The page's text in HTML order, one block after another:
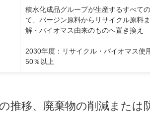
積水化成品グループが生産するすべて
て、バージン原料からリサイクル原料
解・バイオマス由来のものへ置き換え
2030年度：リサイクル・バイオマス使
50％以上
推移、廃棄物の削減または